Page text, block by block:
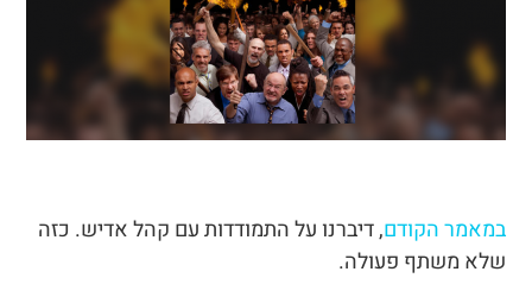
במאמר הקודם, דיברנו על התמודדות עם קהל אדיש. כזה
שלא משתף פעולה.